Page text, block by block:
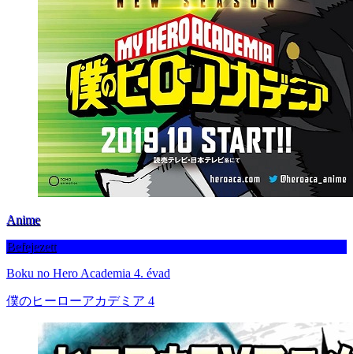
Anime
Befejezett
Boku no Hero Academia 4. évad
僕のヒーローアカデミア 4